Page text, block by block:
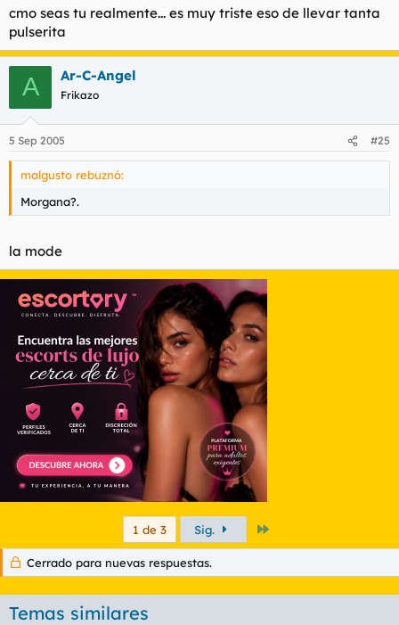
cmo seas tu realmente... es muy triste eso de llevar tanta
pulserita
A Ar-C-Angel
Frikazo
5 Sep 2005 #25
malgusto rebuznó:
Morgana?.
la mode
1 de 3 Sig.
Cerrado para nuevas respuestas.
Temas similares